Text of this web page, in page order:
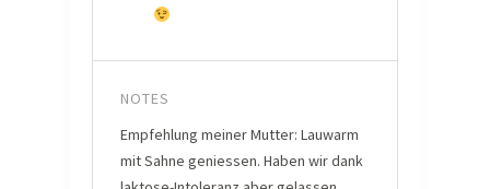
NOTES
Empfehlung meiner Mutter: Lauwarm
mit Sahne geniessen. Haben wir dank